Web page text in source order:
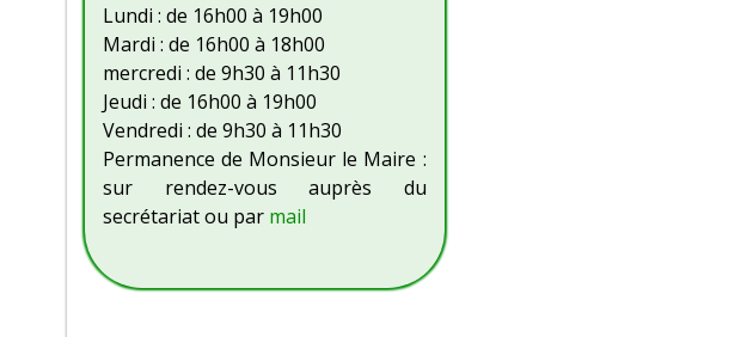
Lundi : de 16h00 à 19h00
Mardi : de 16h00 à 18h00
mercredi : de 9h30 à 11h30
Jeudi : de 16h00 à 19h00
Vendredi : de 9h30 à 11h30
Permanence de Monsieur le Maire :
sur rendez-vous auprès du
secrétariat ou par mail